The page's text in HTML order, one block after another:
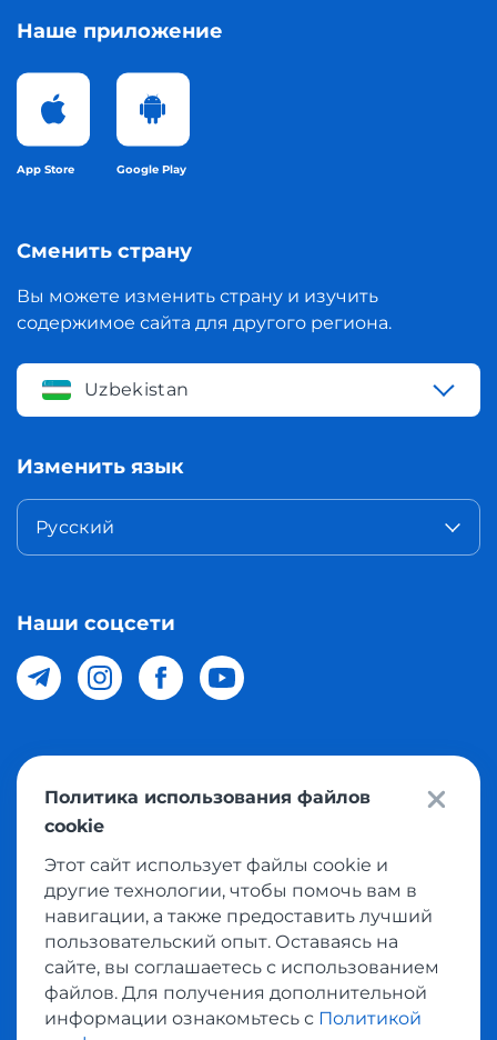
Наше приложение
App Store Google Play
Сменить страну
Вы можете изменить страну и изучить
содержимое сайта для другого региона.
Uzbekistan
Изменить язык
Русский
Наши соцсети
© 2026 Meest Shopping доставка покупок с интернет
магазинов мира в Узбекистан. Все права защищены
Политика конфиденциальности
Публичная оферта
Условия использования сервисом выкупа товаров
Политика использования файлов
cookie
Этот сайт использует файлы cookie и
другие технологии, чтобы помочь вам в
навигации, а также предоставить лучший
пользовательский опыт. Оставаясь на
сайте, вы соглашаетесь с использованием
файлов. Для получения дополнительной
информации ознакомьтесь с Политикой